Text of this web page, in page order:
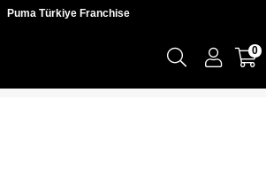
Puma Türkiye Franchise
0